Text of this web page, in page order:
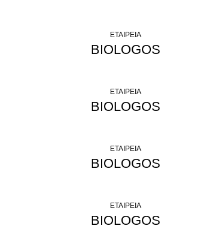
ΕΤΑΙΡΕΙΑ
BIOLOGOS
ΕΤΑΙΡΕΙΑ
BIOLOGOS
ΕΤΑΙΡΕΙΑ
BIOLOGOS
ΕΤΑΙΡΕΙΑ
BIOLOGOS